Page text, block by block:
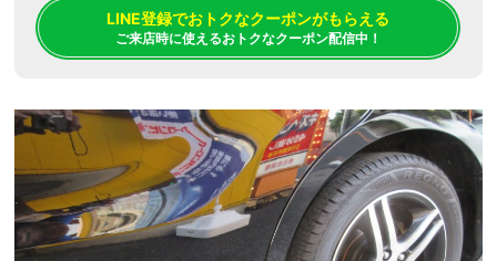
LINE登録でおトクなクーポンがもらえる
ご来店時に使えるおトクなクーポン配信中！